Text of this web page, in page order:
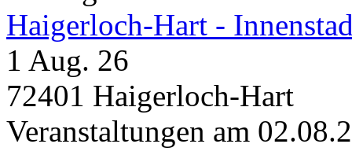
Haigerloch-Hart -
1 Aug. 26
72401 Haigerloch-Hart
Veranstaltungen am